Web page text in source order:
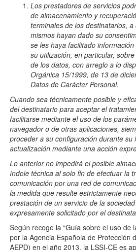
Los prestadores de servicios
de almacenamiento y
terminales de los destinatarios,
mismos hayan dado su
se les haya facilitado
su utilización, en particular,
de los datos, con arreglo a lo
Orgánica 15/1999, de 13 de
Datos de Carácter Personal.
Cuando sea técnicamente posible y
del destinatario para aceptar el
facilitarse mediante el uso de los
navegador o de otras aplicaciones,
proceder a su configuración durante su
actualización mediante una acción
Lo anterior no impedirá el posible
índole técnica al solo fin de efectuar la
comunicación por una red de
la medida que resulte estrictamente
prestación de un servicio de la
expresamente solicitado por el
Según recoge la “Guía sobre el uso de
por la Agencia Española de Protección
AEPD) en el año 2013, la LSSI-CE es